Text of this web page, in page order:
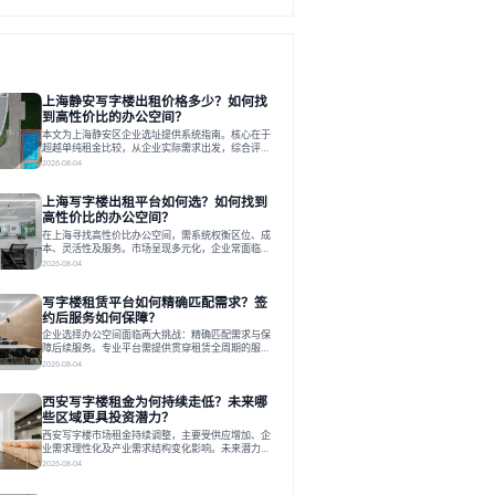
上海静安写字楼出租价格多少？如何找
到高性价比的办公空间？
本文为上海静安区企业选址提供系统指南。核心在于
超越单纯租金比较，从企业实际需求出发，综合评估
交通、硬件、空间弹性、配套服务及产业生态等多维
升性价比，并通过不同规模企业的实际案例加以说
明。之后指出，专业运营服务商提供的稳定环境、社
群活动与产业集聚等增值服务，是很大化空间价值、
助力企业成长的关键。对于许多在
2026-08-04
上海写字楼出租平台如何选？如何找到
高性价比的办公空间？
在上海寻找高性价比办公空间，需系统权衡区位、成
本、灵活性及服务。市场呈现多元化，企业常面临租
赁流程复杂、隐性成本高等挑战。选择平台时，应评
区、灵活产品和丰富配套，满足不同企业需求。企业
应明确自身需求，实地考察，选择能支持长期发展、
提升竞争力的办公空间。在上海寻找合适的办公空
间，对于企业行政负责人、中小企业主
2026-08-04
写字楼租赁平台如何精确匹配需求？签
约后服务如何保障？
企业选择办公空间面临两大挑战：精确匹配需求与保
障后续服务。专业平台需提供贯穿租赁全周期的服
务，将企业从非核心事务中解放。精确匹配需结合企
的全周期保障体系。德必集团通过标准化服务与个性
化运营结合，以全国布局和产业生态圈为企业提供稳
定支持，体现了从信息撮合到深度服务的能力转变。
在为企业寻找办公空间的过程中，
2026-08-04
西安写字楼租金为何持续走低？未来哪
些区域更具投资潜力？
西安写字楼市场租金持续调整，主要受供应增加、企
业需求理性化及产业需求结构变化影响。未来潜力区
域集中在产业集聚、交利及城市更新地带，如高新区
2026-08-04